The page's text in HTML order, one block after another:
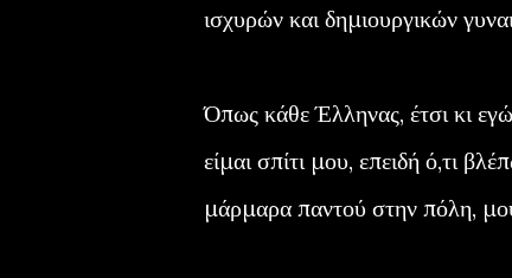
ισχυρών και δημιουργικών
Όπως κάθε Έλληνας, έτσι κι
είμαι σπίτι μου, επειδή ό,τι
μάρμαρα παντού στην πόλη, μού